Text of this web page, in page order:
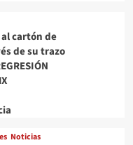
cartón de
de su trazo
Noticias